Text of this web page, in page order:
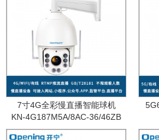
7寸4G全彩慢直播智能球机
KN-4G187M5A/8AC-36/46ZB